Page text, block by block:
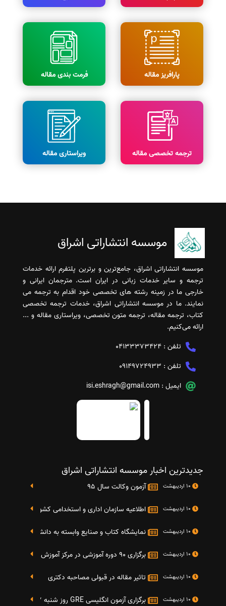
پارافریز مقاله فرمت بندی مقاله
ترجمه تخصصی مقاله ویراستاری مقاله
موسسه انتشاراتی اشراق
موسسه انتشاراتی اشراق، جامع‌ترین و برترین پلتفرم ارائه خدمات
ترجمه و سایر خدمات زبانی در ایران است. مترجمان ایرانی و
خارجی ما در زمینه رشته های تخصصی خود اقدام به ترجمه می
نمایند. ما در موسسه انتشاراتی اشراق، خدمات ترجمه تخصصی
کتاب، ترجمه مقاله، ترجمه متون تخصصی، ویراستاری مقاله و ...
ارائه می‌کنیم.
تلفن : 04133373424
تلفن : 09149724933
ایمیل : isi.eshragh@gmail.com
جدیدترین اخبار موسسه انتشاراتی اشراق
آزمون وکالت سال 95
اطلاعیه سازمان اداری و استخدامی کشور در خصوص
نمایشگاه کتاب و صنایع وابسته به دانشگاه صنعتی شریف 4 الی 8 مهر
برگزاری 90 دوره آموزشی در مرکز آموزش فرهنگی دانشگاه علامه
تاثیر مقاله در قبولی مصاحبه دکتری
برگزاری آزمون انگلیسی GRE روز شنبه 27 شهریور(مقارن با 17 سپتامبر 2016)